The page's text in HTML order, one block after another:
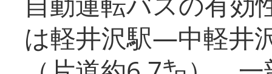
は軽井沢駅―中軽井